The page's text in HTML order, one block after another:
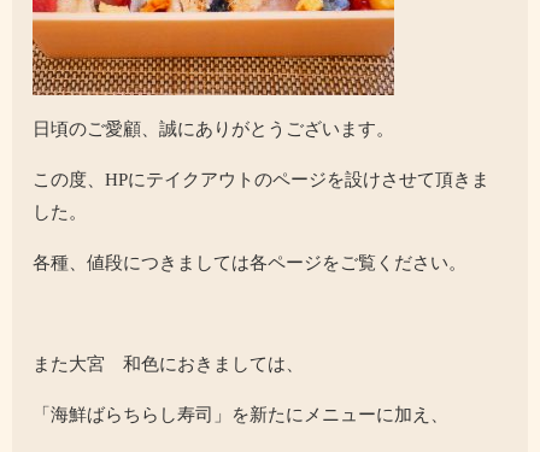
日頃のご愛顧、誠にありがとうございます。
この度、HPにテイクアウトのページを設けさせて頂きま
した。
各種、値段につきましては各ページをご覧ください。
また大宮 和色におきましては、
「海鮮ばらちらし寿司」を新たにメニューに加え、